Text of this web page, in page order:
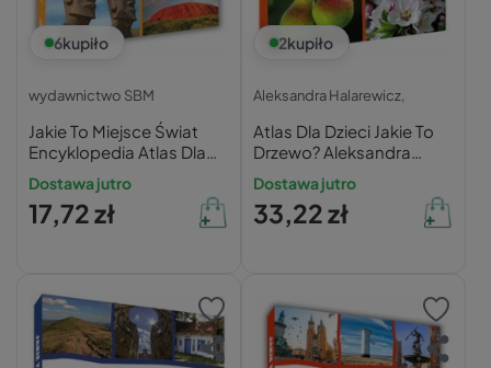
6kupiło
wydawnictwo SBM
Jakie To Miejsce Świat
Encyklopedia Atlas Dla
Dzieci TW Nagrody SBM
Dostawa jutro
17,72 zł
2kupiło
Aleksandra Halarewicz,
Atlas Dla Dzieci Jakie To
Drzewo? Aleksandra
Halarewicz SBM
Dostawa jutro
33,22 zł